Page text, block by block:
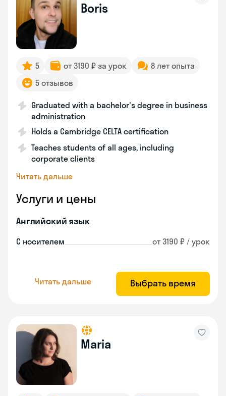
Boris
5 от 3190 ₽ за урок
8 лет опыта
5 отзывов
Graduated with a bachelor's degree in business
administration
Holds a Cambridge CELTA certification
Teaches students of all ages, including
corporate clients
Читать дальше
Услуги и цены
Английский язык
С носителем от 3190 ₽ / урок
Читать дальше Выбрать время
Maria